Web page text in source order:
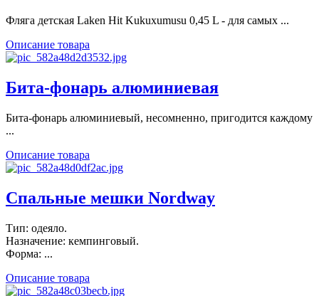
Фляга детская Laken Hit Kukuxumusu 0,45 L - для самых ...
Описание товара
Бита-фонарь алюминиевая
Бита-фонарь алюминиевый, несомненно, пригодится каждому
...
Описание товара
Спальные мешки Nordway
Тип: одеяло.
Назначение: кемпинговый.
Форма: ...
Описание товара